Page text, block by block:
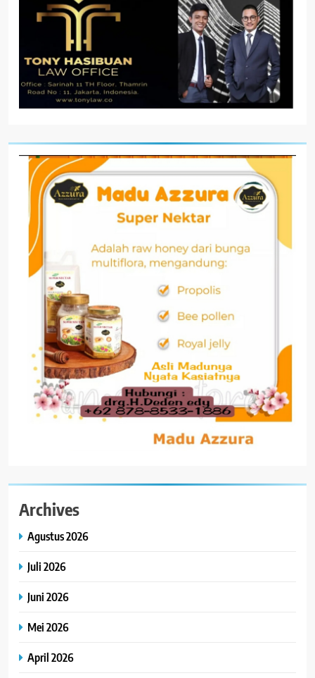
Archives
Agustus 2026
Juli 2026
Juni 2026
Mei 2026
April 2026